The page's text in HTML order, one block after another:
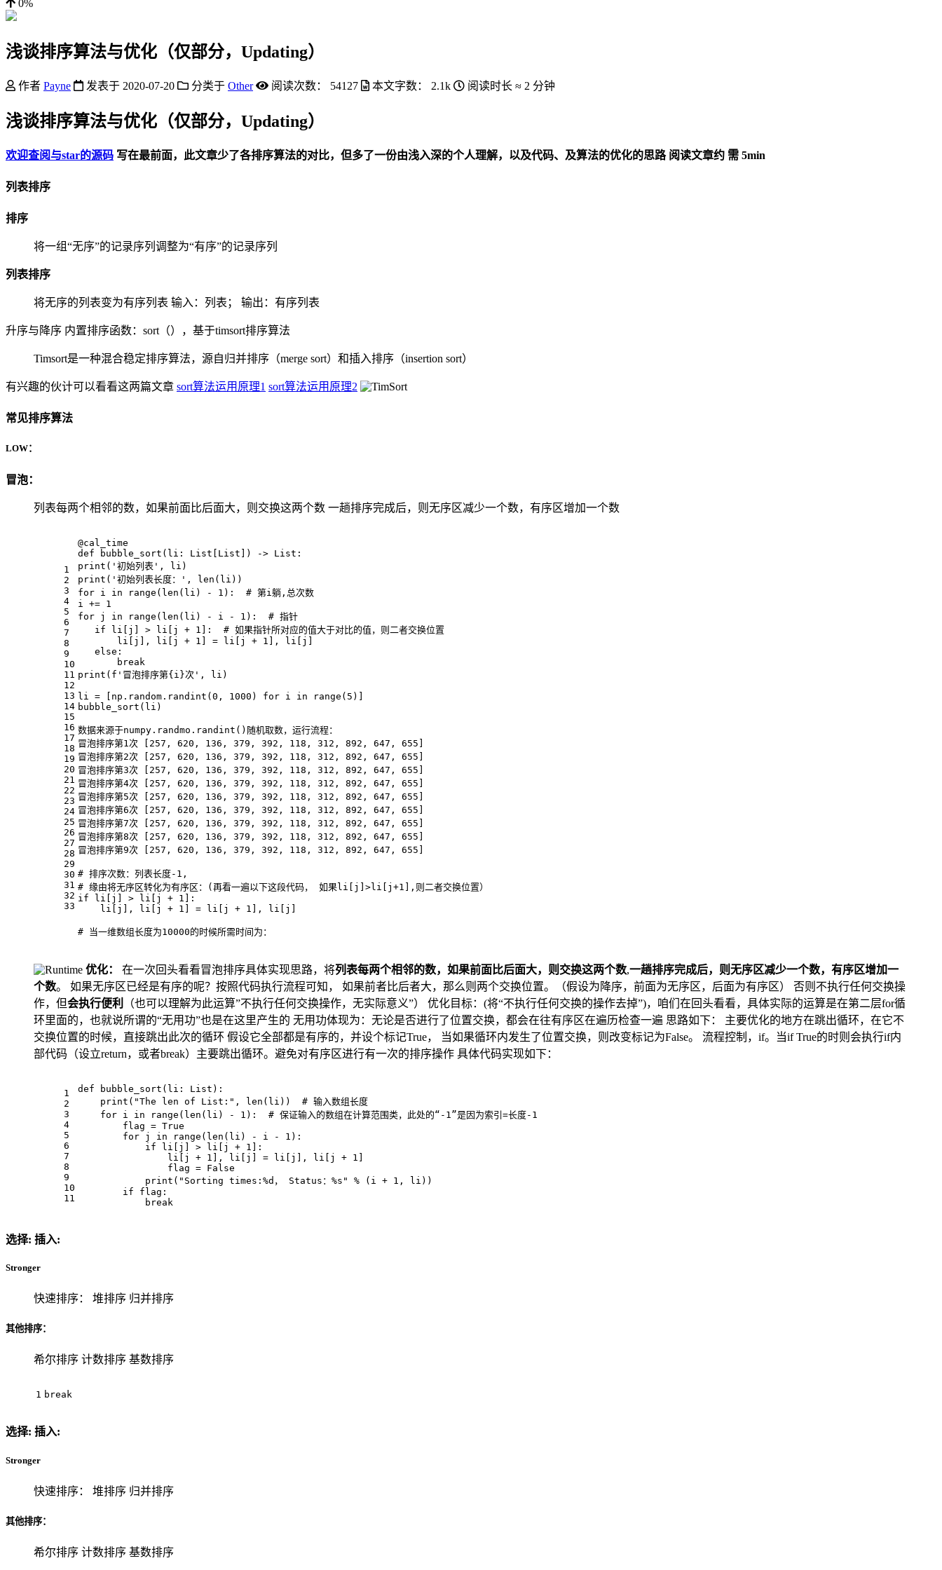
0%
浅谈排序算法与优化（仅部分，Updating）
作者 Payne 发表于 2020-07-20 分类于 Other 阅读次数： 54127 本文字数： 2.1k 阅读时长 ≈ 2 分钟
浅谈排序算法与优化（仅部分，Updating）
欢迎查阅与star的源码 写在最前面，此文章少了各排序算法的对比，但多了一份由浅入深的个人理解，以及代码、及算法的优化的思路 阅读文章约 需 5min
列表排序
排序
将一组“无序”的记录序列调整为“有序”的记录序列
列表排序
将无序的列表变为有序列表 输入：列表； 输出：有序列表
升序与降序 内置排序函数：sort（），基于timsort排序算法
Timsort是一种混合稳定排序算法，源自归并排序（merge sort）和插入排序（insertion sort）
有兴趣的伙计可以看看这两篇文章 sort算法运用原理1 sort算法运用原理2
常见排序算法
LOW：
冒泡：
列表每两个相邻的数，如果前面比后面大，则交换这两个数 一趟排序完成后，则无序区减少一个数，有序区增加一个数
1
2
3
4
5
6
7
8
9
10
11
12
13
14
15
16
17
18
19
20
21
22
23
24
25
26
27
28
29
30
31
32
33
@cal_time
def bubble_sort(li: List[List]) -> List:
print( '初始列表' , li)
print( '初始列表长度：' , len(li))
for i in range(len(li) - 1 ):  # 第i躺,总次数
i += 1
for j in range(len(li) - i - 1 ):  # 指针
if li[j] > li[j + 1 ]:  # 如果指针所对应的值大于对比的值，则二者交换位置
       li[j], li[j +
1 ] = li[j + 1 ], li[j]
else :
break
print(f '冒泡排序第{i}次' , li)
li = [np.random.randint(0 , 1000 ) for i in range( 5 )]
bubble_sort(li)
数据来源于numpy.randmo.randint()随机取数，运行流程：
冒泡排序第1 次 [ 257 , 620 , 136 , 379 , 392 , 118 , 312 , 892 , 647 , 655 ]
冒泡排序第2次 [ 257 , 620 , 136 , 379 , 392 , 118 , 312 , 892 , 647 , 655 ]
冒泡排序第3次 [ 257 , 620 , 136 , 379 , 392 , 118 , 312 , 892 , 647 , 655 ]
冒泡排序第4次 [ 257 , 620 , 136 , 379 , 392 , 118 , 312 , 892 , 647 , 655 ]
冒泡排序第5次 [ 257 , 620 , 136 , 379 , 392 , 118 , 312 , 892 , 647 , 655 ]
冒泡排序第6次 [ 257 , 620 , 136 , 379 , 392 , 118 , 312 , 892 , 647 , 655 ]
冒泡排序第7次 [ 257 , 620 , 136 , 379 , 392 , 118 , 312 , 892 , 647 , 655 ]
冒泡排序第8次 [ 257 , 620 , 136 , 379 , 392 , 118 , 312 , 892 , 647 , 655 ]
冒泡排序第9次 [ 257 , 620 , 136 , 379 , 392 , 118 , 312 , 892 , 647 , 655 ]
# 排序次数：列表长度-1 ,
# 缘由将无序区转化为有序区：(再看一遍以下这段代码， 如果li[j]>li[j+1 ],则二者交换位置）
if li[j] > li[j + 1 ]:
    li[j], li[j +
1 ] = li[j + 1 ], li[j]
# 当一维数组长度为10000的时候所需时间为：
优化： 在一次回头看看冒泡排序具体实现思路，将列表每两个相邻的数，如果前面比后面大，则交换这两个数,一趟排序完成后，则无序区减少一个数，有序区增加一
个数。 如果无序区已经是有序的呢？按照代码执行流程可知， 如果前者比后者大，那么则两个交换位置。（假设为降序，前面为无序区，后面为有序区） 否则不执行任何交换操
作，但会执行便利
（也可以理解为此运算”不执行任何交换操作，无实际意义”） 优化目标：(将“不执行任何交换的操作去掉”)，咱们在回头看看，具体实际的运算是在第二层for循
环里面的，也就说所谓的“无用功”也是在这里产生的 无用功体现为：无论是否进行了位置交换，都会在往有序区在遍历检查一遍 思路如下： 主要优化的地方在跳出循环，在它不
交换位置的时候，直接跳出此次的循环 假设它全部都是有序的，并设个标记True， 当如果循环内发生了位置交换，则改变标记为False。 流程控制，if。当if True的时则会执行if内
部代码（设立return，或者break）主要跳出循环。避免对有序区进行有一次的排序操作 具体代码实现如下：
1
2
3
4
5
6
7
8
9
10
11
def bubble_sort( li : List ):
print ( "The len of List:" , len( li ))  # 输入数组长度
for i in range (len( li ) - 1):  # 保证输入的数组在计算范围类，此处的“-1”是因为索引=长度-1
        flag = True
for j in range (len( li ) - i - 1):
if
li [j] > li [j + 1]:
li [j + 1], li [j] = li [j], li [j + 1]
                flag = False
print ( "Sorting times:%d， Status：%s" % (i + 1, li ))
if flag:
break
选择: 插入:
Stronger
快速排序： 堆排序 归并排序
其他排序：
希尔排序 计数排序 基数排序
1 break
选择: 插入:
Stronger
快速排序： 堆排序 归并排序
其他排序：
希尔排序 计数排序 基数排序